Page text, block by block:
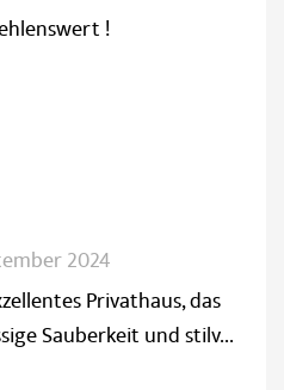
!
2024
Privathaus, das
Sauberkeit und stilv...